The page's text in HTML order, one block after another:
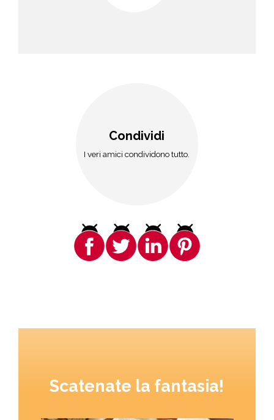
Condividi
I veri amici condividono tutto.
Scatenate la fantasia!